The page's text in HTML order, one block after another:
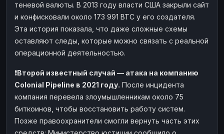
теневой валюты. В 2013 году власти США закрыли сайт
и конфисковали около 173 991 BTC у его создателя.
Эта история показала, что даже сложные схемы
оставляют следы, которые можно связать с реальной
операционной деятельностью.
❗️Второй известный случай — атака на компанию
Colonial Pipeline в 2021 году. После инцидента
компания перевела злоумышленникам около 75
биткоинов, чтобы восстановить работу систем.
Позже правоохранители смогли вернуть часть этих